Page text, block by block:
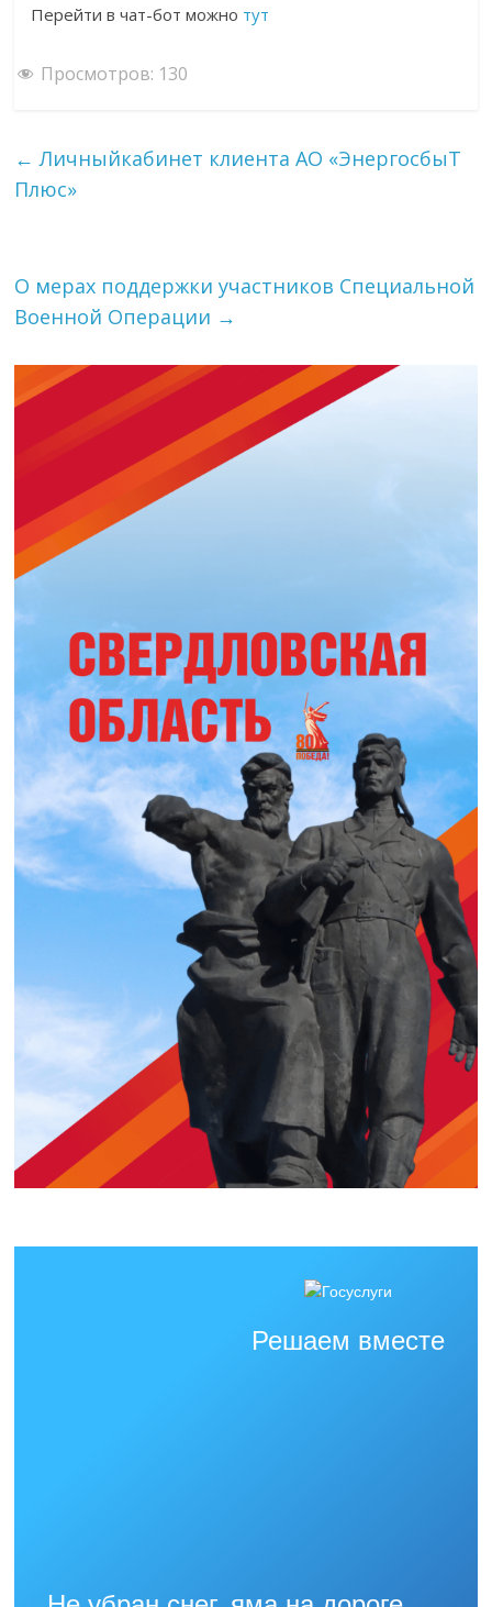
Перейти в чат-бот можно тут
Просмотров: 130
← Личныйкабинет клиента АО «ЭнергосбыТ
Плюс»
О мерах поддержки участников Специальной
Военной Операции →
Решаем вместе